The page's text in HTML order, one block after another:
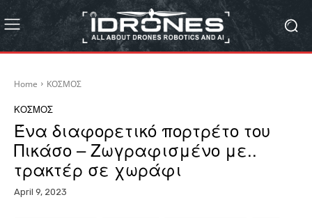
Home ΚΟΣΜΟΣ
ΚΟΣΜΟΣ
Ένα διαφορετικό πορτρέτο του
Πικάσο – Ζωγραφισμένο με..
τρακτέρ σε χωράφι
April 9, 2023